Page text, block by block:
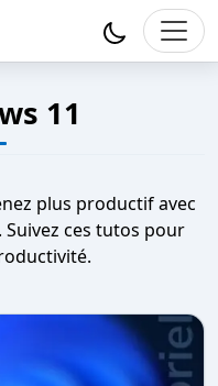
11
plus productif avec
ces tutos pour